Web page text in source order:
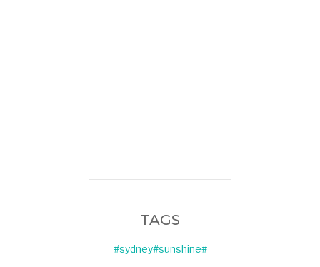
TAGS
#sydney#sunshine#